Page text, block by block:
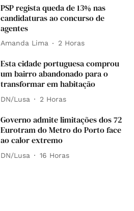
PSP regista queda de 13% nas
candidaturas ao concurso de
agentes
Amanda Lima 2 Horas
Esta cidade portuguesa comprou
um bairro abandonado para o
transformar em habitação
DN/Lusa 2 Horas
Governo admite limitações dos 72
Eurotram do Metro do Porto face
ao calor extremo
DN/Lusa 16 Horas